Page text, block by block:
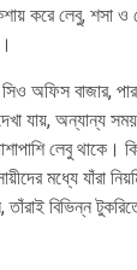
করে লেবু, শসা ও
অফিস বাজার,
দেখা যায়, অন্যান্য
লেবু থাকে।
মধ্যে যাঁরা
তাঁরাই বিভিন্ন